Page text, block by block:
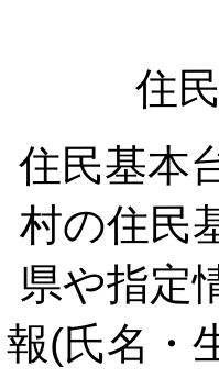
住
住民基本
村の住民
県や指定
報(氏名・